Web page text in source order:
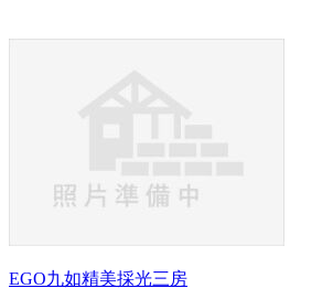
EGO九如精美採光三房